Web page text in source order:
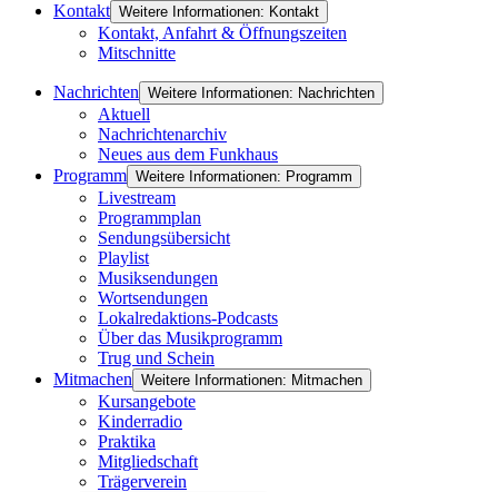
Kontakt Weitere Informationen: Kontakt
Kontakt, Anfahrt & Öffnungszeiten
Mitschnitte
Nachrichten Weitere Informationen: Nachrichten
Aktuell
Nachrichtenarchiv
Neues aus dem Funkhaus
Programm Weitere Informationen: Programm
Livestream
Programmplan
Sendungsübersicht
Playlist
Musiksendungen
Wortsendungen
Lokalredaktions-Podcasts
Über das Musikprogramm
Trug und Schein
Mitmachen Weitere Informationen: Mitmachen
Kursangebote
Kinderradio
Praktika
Mitgliedschaft
Trägerverein